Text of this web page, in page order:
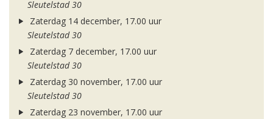
Sleutelstad 30
Zaterdag 14 december, 17.00 uur
Sleutelstad 30
Zaterdag 7 december, 17.00 uur
Sleutelstad 30
Zaterdag 30 november, 17.00 uur
Sleutelstad 30
Zaterdag 23 november, 17.00 uur